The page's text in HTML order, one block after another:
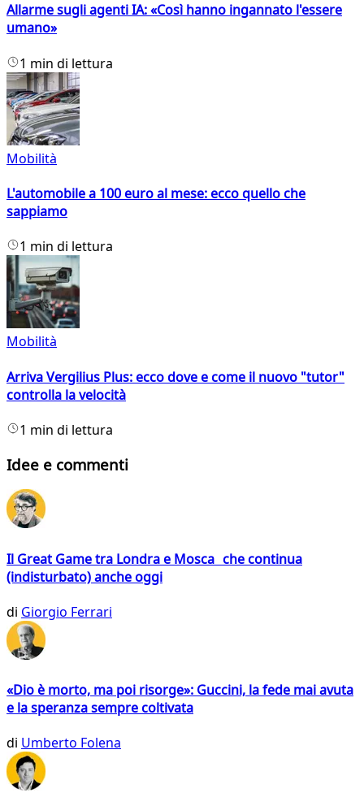
Allarme sugli agenti IA: «Così hanno ingannato l'essere
umano»
1 min di lettura
Mobilità
L'automobile a 100 euro al mese: ecco quello che
sappiamo
1 min di lettura
Mobilità
Arriva Vergilius Plus: ecco dove e come il nuovo "tutor"
controlla la velocità
1 min di lettura
Idee e commenti
Il Great Game tra Londra e Mosca che continua
(indisturbato) anche oggi
di Giorgio Ferrari
«Dio è morto, ma poi risorge»: Guccini, la fede mai avuta
e la speranza sempre coltivata
di Umberto Folena